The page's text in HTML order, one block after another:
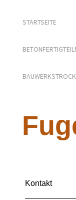
STARTSEITE
Kontakt